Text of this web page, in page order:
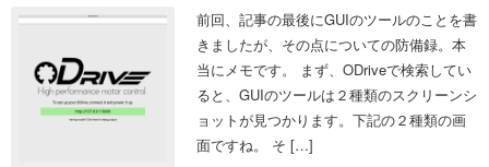
前回、記事の最後にGUIのツールのことを書
きましたが、その点についての防備録。本
当にメモです。 まず、ODriveで検索してい
ると、GUIのツールは２種類のスクリーンシ
ョットが見つかります。下記の２種類の画
面ですね。 そ […]